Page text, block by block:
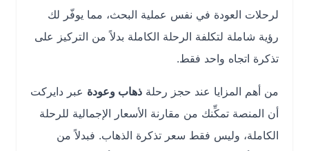
لرحلات العودة في نفس عملية البحث، مما يوفّر لك
رؤية شاملة لتكلفة الرحلة الكاملة بدلاً من التركيز على
تذكرة اتجاه واحد فقط.
من أهم المزايا عند حجز رحلة ذهاب وعودةعبر دايركت
أن المنصة تمكِّنك من مقارنة الأسعار الإجمالية للرحلة
الكاملة، وليس فقط سعر تذكرة الذهاب. فبدلاً من